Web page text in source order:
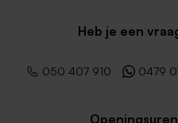
Heb je een
050 407 910 0479